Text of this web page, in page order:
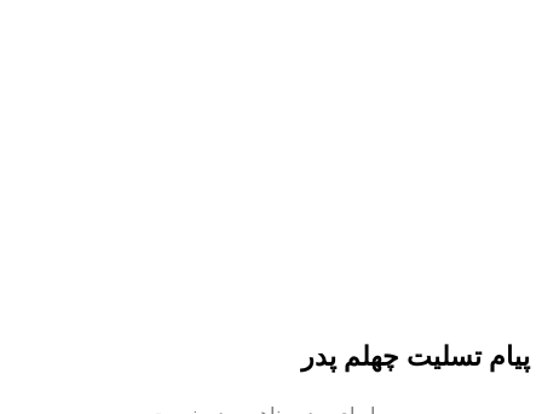
پیام تسلیت چهلم پدر